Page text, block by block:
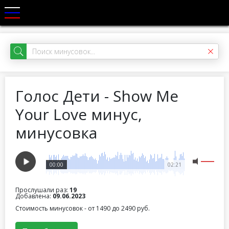
Голос Дети - Show Me
Your Love минус,
минусовка
02:21
00:00
Прослушали раз: 19
Добавлена: 09.06.2023
Стоимость минусовок - от 1490 до 2490 руб.